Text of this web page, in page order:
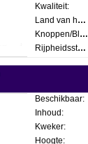
Kwaliteit:
Land van herkomst:
Knoppen/Bloemen:
Rijpheidsstadium:
Beschikbaar:
Inhoud:
Kweker:
Hoogte: